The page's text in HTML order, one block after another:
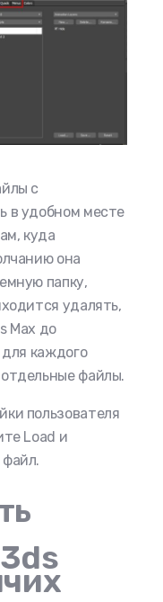
с
в удобном месте
куда
она
папку,
удалять,
Max до
каждого
файлы.
пользователя
Load и